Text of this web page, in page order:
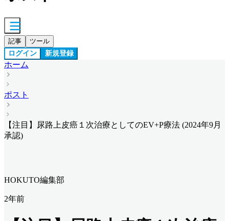
記事 ツール
ログイン 新規登録
ホーム
ポスト
【注目】尿路上皮癌１次治療としてのEV+P療法 (2024年9月
承認)
HOKUTO編集部
2年前